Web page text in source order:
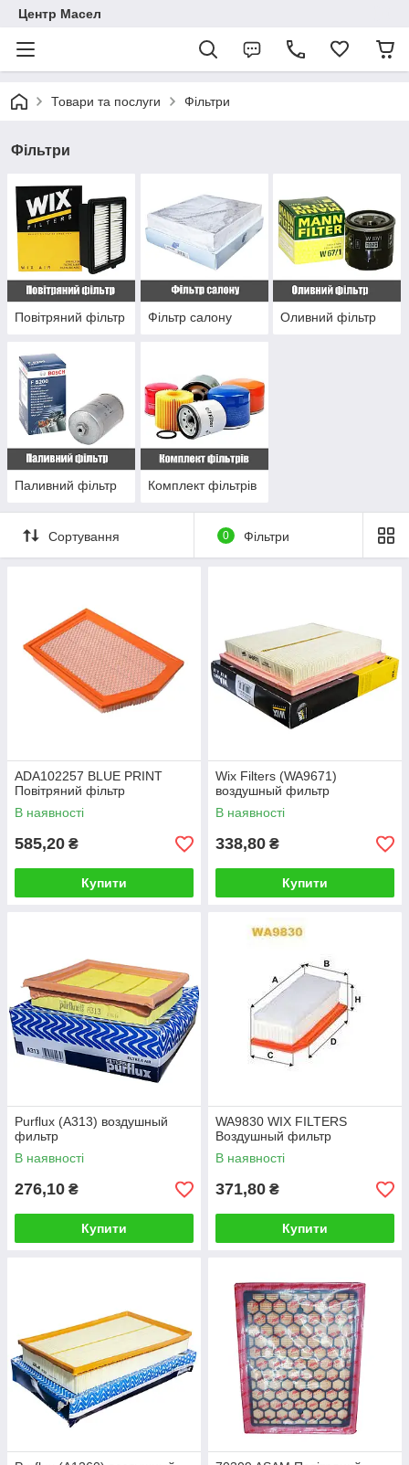
Центр Масел
Товари та послуги Фільтри
Фільтри
Повітряний фільтр Фільтр салону Оливний фільтр
Паливний фільтр Комплект фільтрів
Сортування 0 Фільтри
ADA102257 BLUE PRINT
Повітряний фільтр
В наявності
585,20 ₴
Купити
Wix Filters (WA9671)
воздушный фильтр
В наявності
338,80 ₴
Купити
Purflux (A313) воздушный
фильтр
В наявності
276,10 ₴
Купити
WA9830 WIX FILTERS
Воздушный фильтр
В наявності
371,80 ₴
Купити